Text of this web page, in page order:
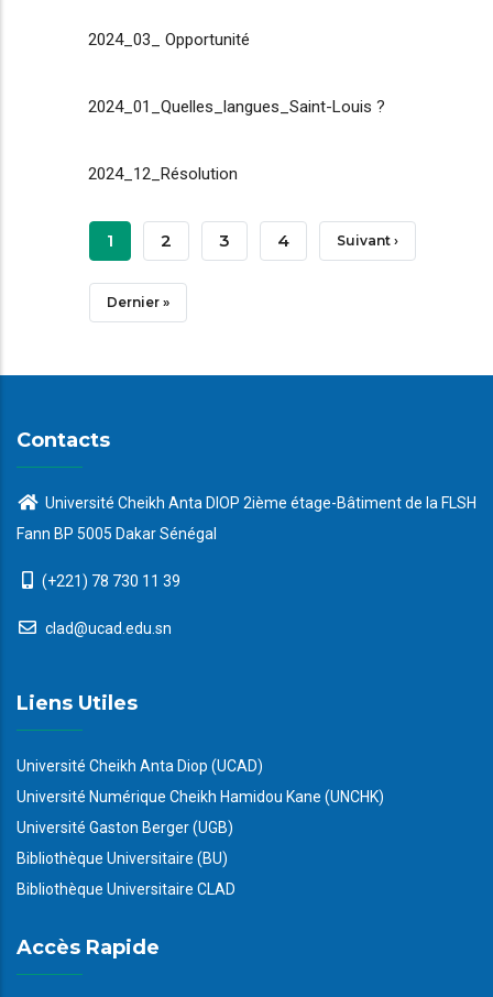
2024_03_ Opportunité
2024_01_Quelles_langues_Saint-Louis ?
2024_12_Résolution
Pagination
Page
Courante
1 Page
2 Page
3 Page
4 Page
Suivant ›
Dernière
Dernier »
Contacts
Université Cheikh Anta DIOP 2ième étage-Bâtiment de la FLSH
Fann BP 5005 Dakar Sénégal
(+221) 78 730 11 39
clad@ucad.edu.sn
Liens Utiles
Université Cheikh Anta Diop (UCAD)
Université Numérique Cheikh Hamidou Kane (UNCHK)
Université Gaston Berger (UGB)
Bibliothèque Universitaire (BU)
Bibliothèque Universitaire CLAD
Accès Rapide